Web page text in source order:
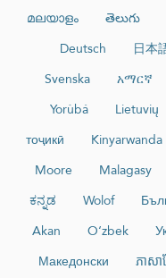
മലയാളം
తెలుగు
Deutsch
日本
Svenska
አማርኛ
Yorùbá
Lietuvių
тоҷикӣ
Kinyarwanda
Moore
Malagasy
ಕನ್ನಡ
Wolof
Akan
O‘zbek
Македонски
ភាសាខ្